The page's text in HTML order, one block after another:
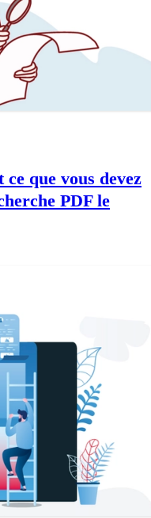
que vous devez
PDF le